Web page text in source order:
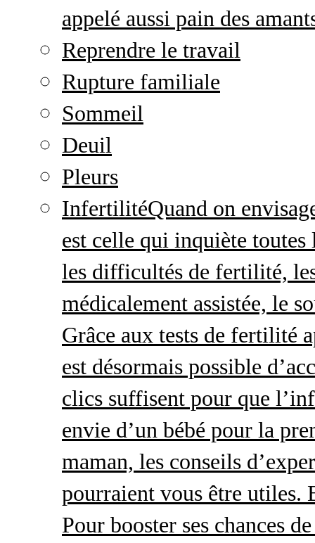
appelé aussi pain des
Reprendre le travail
Rupture familiale
Sommeil
Deuil
Pleurs
InfertilitéQuand on
est celle qui inquiète
les difficultés de fertilité,
médicalement assistée, le
Grâce aux tests de fertilité
est désormais possible
clics suffisent pour que
envie d’un bébé pour la
maman, les conseils
pourraient vous être utiles.
Pour booster ses chances